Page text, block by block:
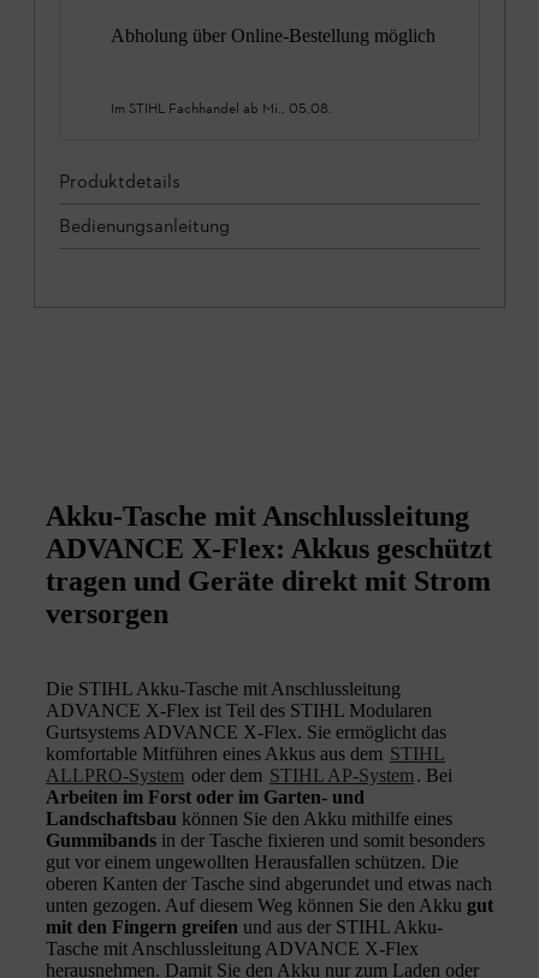
Abholung über Online-Bestellung möglich
Im STIHL Fachhandel ab Mi., 05.08.
Produktdetails
Bedienungsanleitung
Akku-Tasche mit Anschlussleitung
ADVANCE X-Flex: Akkus geschützt
tragen und Geräte direkt mit Strom
versorgen
Die STIHL Akku-Tasche mit Anschlussleitung
ADVANCE X-Flex ist Teil des STIHL Modularen
Gurtsystems ADVANCE X-Flex. Sie ermöglicht das
komfortable Mitführen eines Akkus aus dem STIHL
ALLPRO-System oder dem STIHL AP-System . Bei
Arbeiten im Forst oder im Garten- und
Landschaftsbau können Sie den Akku mithilfe eines
Gummibands in der Tasche fixieren und somit besonders
gut vor einem ungewollten Herausfallen schützen. Die
oberen Kanten der Tasche sind abgerundet und etwas nach
unten gezogen. Auf diesem Weg können Sie den Akku gut
mit den Fingern greifen und aus der STIHL Akku-
Tasche mit Anschlussleitung ADVANCE X-Flex
herausnehmen. Damit Sie den Akku nur zum Laden oder